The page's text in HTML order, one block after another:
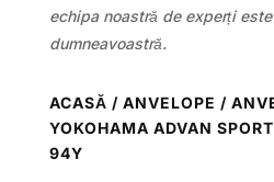
echipa noastră de experți
dumneavoastră.
ACASĂ / ANVELOPE /
YOKOHAMA ADVAN
94Y